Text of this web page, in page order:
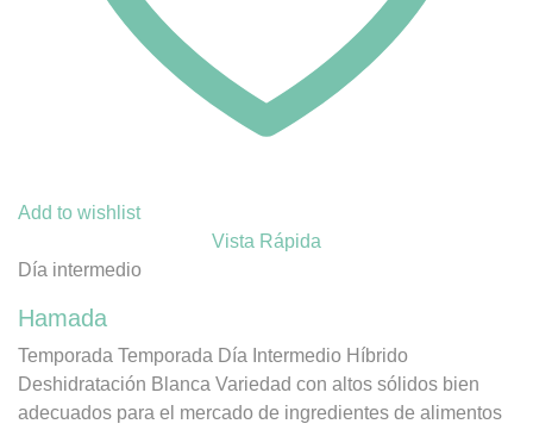
Add to wishlist
Vista Rápida
Día intermedio
Hamada
Temporada Temporada Día Intermedio Híbrido
Deshidratación Blanca Variedad con altos sólidos bien
adecuados para el mercado de ingredientes de alimentos